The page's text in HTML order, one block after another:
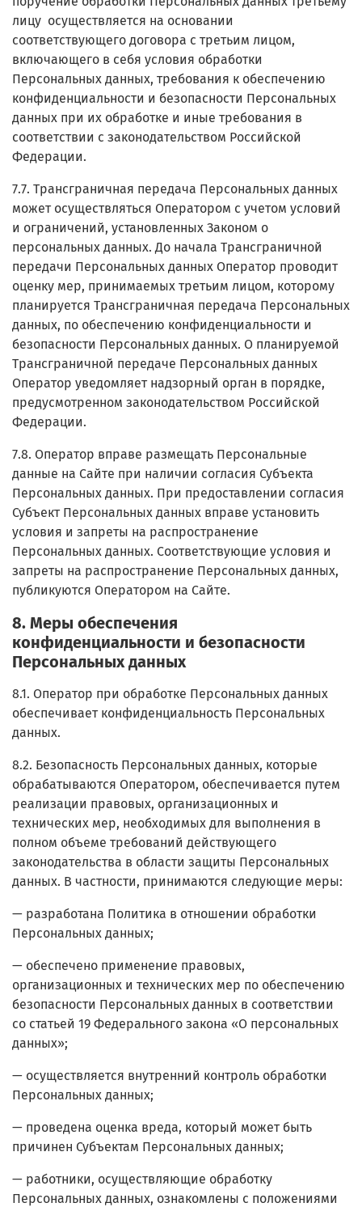
лицу осуществляется на основании
соответствующего договора с третьим лицом,
включающего в себя условия обработки
Персональных данных, требования к обеспечению
конфиденциальности и безопасности Персональных
данных при их обработке и иные требования в
соответствии с законодательством Российской
Федерации.
7.7. Трансграничная передача Персональных данных
может осуществляться Оператором с учетом условий
и ограничений, установленных Законом о
персональных данных. До начала Трансграничной
передачи Персональных данных Оператор проводит
оценку мер, принимаемых третьим лицом, которому
планируется Трансграничная передача Персональных
данных, по обеспечению конфиденциальности и
безопасности Персональных данных. О планируемой
Трансграничной передаче Персональных данных
Оператор уведомляет надзорный орган в порядке,
предусмотренном законодательством Российской
Федерации.
7.8. Оператор вправе размещать Персональные
данные на Сайте при наличии согласия Субъекта
Персональных данных. При предоставлении согласия
Субъект Персональных данных вправе установить
условия и запреты на распространение
Персональных данных. Соответствующие условия и
запреты на распространение Персональных данных,
публикуются Оператором на Сайте.
8. Меры обеспечения
конфиденциальности и безопасности
Персональных данных
8.1. Оператор при обработке Персональных данных
обеспечивает конфиденциальность Персональных
данных.
8.2. Безопасность Персональных данных, которые
обрабатываются Оператором, обеспечивается путем
реализации правовых, организационных и
технических мер, необходимых для выполнения в
полном объеме требований действующего
законодательства в области защиты Персональных
данных. В частности, принимаются следующие меры:
— разработана Политика в отношении обработки
Персональных данных;
— обеспечено применение правовых,
организационных и технических мер по обеспечению
безопасности Персональных данных в соответствии
со статьей 19 Федерального закона «О персональных
данных»;
— осуществляется внутренний контроль обработки
Персональных данных;
— проведена оценка вреда, который может быть
причинен Субъектам Персональных данных;
— работники, осуществляющие обработку
Персональных данных, ознакомлены с положениями